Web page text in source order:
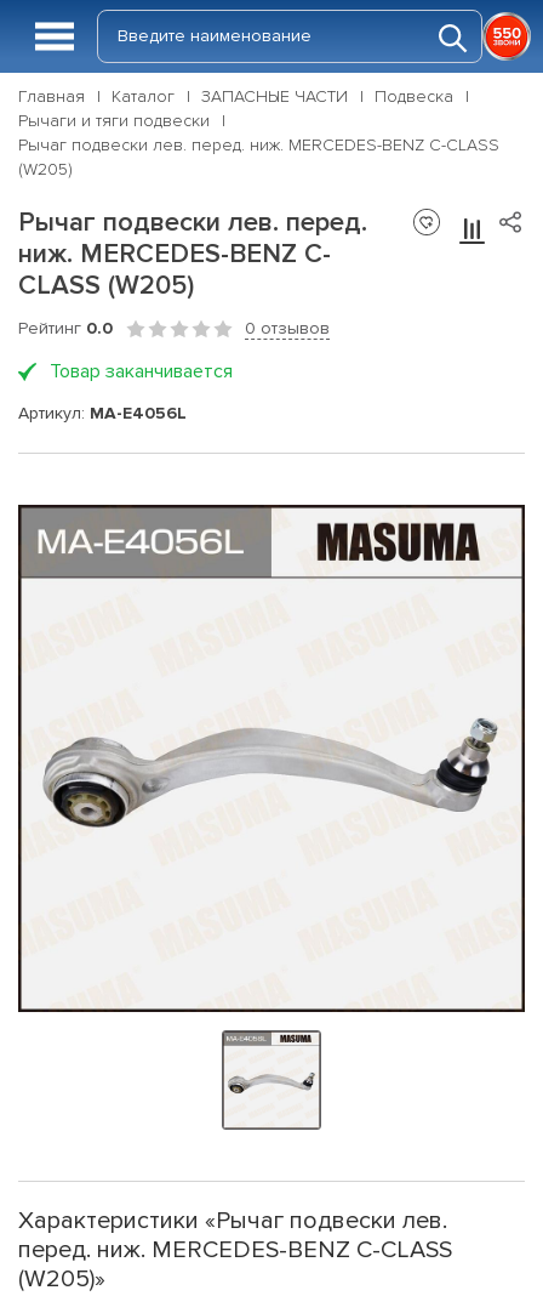
Главная Каталог ЗАПАСНЫЕ ЧАСТИ
Подвеска
Рычаги и тяги подвески
Рычаг подвески лев. перед. ниж. MERCEDES-BENZ C-CLASS
(W205)
Рычаг подвески лев. перед.
ниж. MERCEDES-BENZ C-
CLASS (W205)
Рейтинг 0.0 0 отзывов
Товар заканчивается
Артикул: MA-E4056L
Характеристики «Рычаг подвески лев.
перед. ниж. MERCEDES-BENZ C-CLASS
(W205)»